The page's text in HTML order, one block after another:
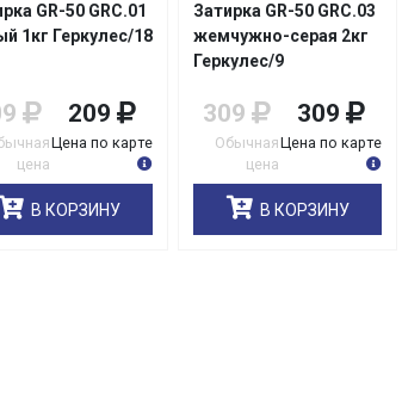
GR-50 GRC.01
1кг Геркулес/18
цена
209
Цена по карте
В КОРЗИНУ
Затирка GR-50 GRC.03
жемчужно-серая 2кг
Геркулес/9
309
Обычная
цена
309
Цена по карте
В КОРЗИНУ